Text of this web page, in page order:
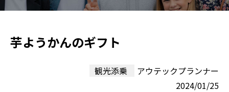
芋ようかんのギフト
観光添乗
アウテックプランナー
2024/01/25